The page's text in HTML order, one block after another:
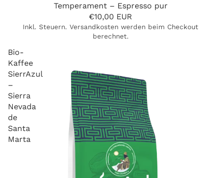
Temperament – Espresso pur
€10,00 EUR
Inkl. Steuern. Versandkosten werden beim Checkout
berechnet.
Bio-
Kaffee
SierrAzul
–
Sierra
Nevada
de
Santa
Marta